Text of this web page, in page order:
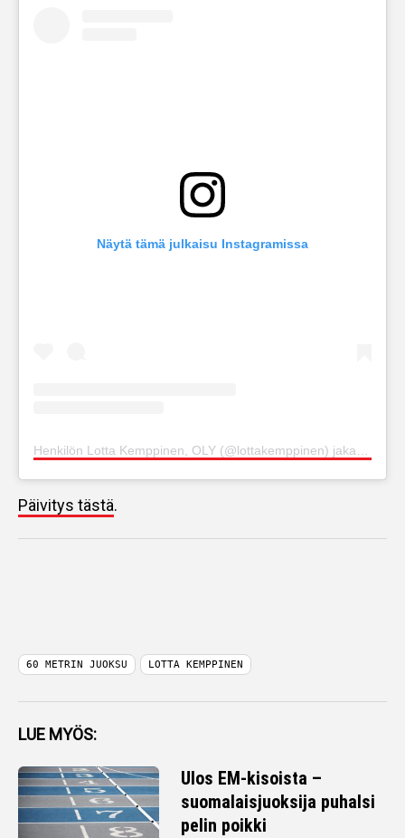
Näytä tämä julkaisu Instagramissa
Päivitys tästä.
60 METRIN JUOKSU LOTTA KEMPPINEN
LUE MYÖS:
Ulos EM-kisoista –
suomalaisjuoksija puhalsi
pelin poikki